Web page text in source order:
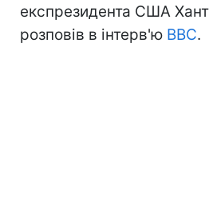
експрезидента США
розповів в інтерв'ю BBC.